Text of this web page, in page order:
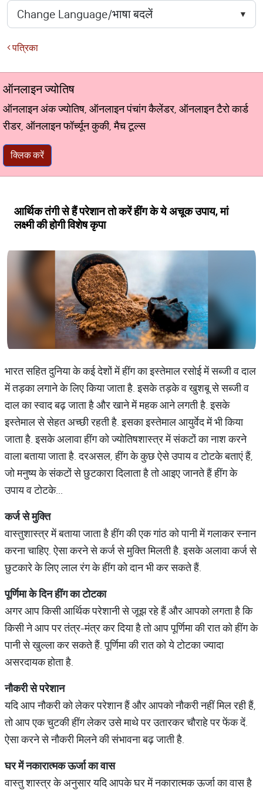
पत्रिका
ऑनलाइन ज्योतिष
ऑनलाइन अंक ज्योतिष, ऑनलाइन पंचांग कैलेंडर, ऑनलाइन टैरो कार्ड
रीडर, ऑनलाइन फॉर्च्यून कुकी, मैच टूल्स
क्लिक करें
आर्थिक तंगी से हैं परेशान तो करें हींग के ये अचूक उपाय, मां
लक्ष्मी की होगी विशेष कृपा
भारत सहित दुनिया के कई देशों में हींग का इस्तेमाल रसोई में सब्जी व दाल
में तड़का लगाने के लिए किया जाता है. इसके तड़के व खुशबू से सब्जी व
दाल का स्वाद बढ़ जाता है और खाने में महक आने लगती है. इसके
इस्तेमाल से सेहत अच्छी रहती है. इसका इस्तेमाल आयुर्वेद में भी किया
जाता है. इसके अलावा हींग को ज्योतिषशास्त्र में संकटों का नाश करने
वाला बताया जाता है. दरअसल, हींग के कुछ ऐसे उपाय व टोटके बताएं हैं,
जो मनुष्य के संकटों से छुटकारा दिलाता है तो आइए जानते हैं हींग के
उपाय व टोटके...
कर्जसेमुक्ति
वास्तुशास्त्र में बताया जाता है हींग की एक गांठ को पानी में गलाकर स्नान
करना चाहिए. ऐसा करने से कर्ज से मुक्ति मिलती है. इसके अलावा कर्ज से
छुटकारे के लिए लाल रंग के हींग को दान भी कर सकते हैं.
पूर्णिमाकेदिनहींगकाटोटका
अगर आप किसी आर्थिक परेशानी से जूझ रहे हैं और आपको लगता है कि
किसी ने आप पर तंत्र-मंत्र कर दिया है तो आप पूर्णिमा की रात को हींग के
पानी से खुल्ला कर सकते हैं. पूर्णिमा की रात को ये टोटका ज्यादा
असरदायक होता है.
नौकरीसेपरेशान
यदि आप नौकरी को लेकर परेशान हैं और आपको नौकरी नहीं मिल रही हैं,
तो आप एक चुटकी हींग लेकर उसे माथे पर उतारकर चौराहे पर फेंक दें.
ऐसा करने से नौकरी मिलने की संभावना बढ़ जाती है.
घरमेंनकारात्मकऊर्जाकावास
वास्तु शास्त्र के अनुसार यदि आपके घर में नकारात्मक ऊर्जा का वास है